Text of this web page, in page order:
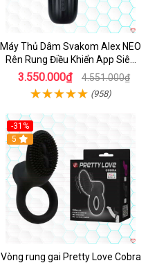
Máy Thủ Dâm Svakom Alex NEO
Rên Rung Điều Khiển App Siêu
Phê
3.550.000₫ 4.551.000₫
(958)
-31%
5
Vòng rung gai Pretty Love Cobra